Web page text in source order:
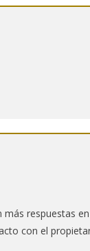
respuestas
con el